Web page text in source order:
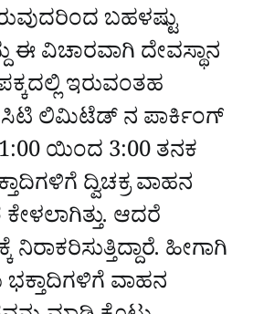
ಬಹಳಷ್ಟು
ಈ ವಿಚಾರವಾಗಿ ದೇವಸ್ಥಾನ
ಇರುವಂತಹ
ಸಿಟಿ ಲಿಮಿಟೆಡ್ ನ ಪಾರ್ಕಿಂಗ್
1:00 ಯಿಂದ 3:00 ತನಕ
ದ್ವಿಚಕ್ರ ವಾಹನ
ಆದರೆ
ಹೀಗಾಗಿ
ವಾಹನ